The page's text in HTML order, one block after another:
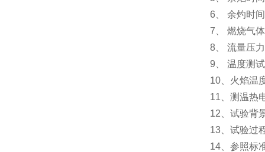
6、 余灼时
7、 燃烧气
8、 流量压
9、 温度测
10、火焰温
11、测温热
12、试验背
13、试验过
14、参照标